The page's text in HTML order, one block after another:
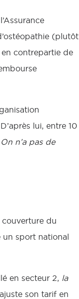
(plutôt
contrepartie de
lui, entre 10
On n’a pas de
du
un sport national
en secteur 2, la
son tarif en